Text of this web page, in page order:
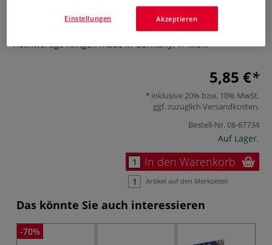
Der DERWENT Doppelspitzer verfügt über 2 Lochgrößen
(11,5 mm und 8,25 mm). Aus Metall mit Kunststoffbehälter.
Hochwertige Klingen made in Germany.
Mehr
5,85 €
inklusive 20% bzw. 10% MwSt,
ggf. zuzüglich Versandkosten.
Bestell-Nr.08-67734
Auf Lager.
In den Warenkorb
Artikel auf den Merkzettel
Das könnte Sie auch interessieren
-70%
Akzeptieren
Einstellungen